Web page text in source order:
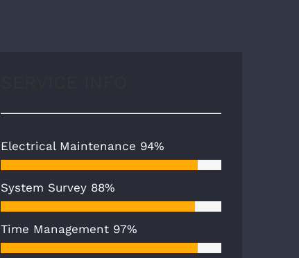
Electrical Maintenance 94%
System Survey 88%
Time Management 97%